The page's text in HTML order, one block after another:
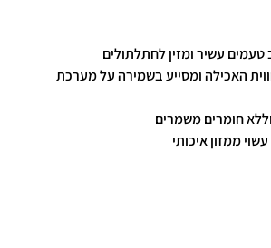
טעמים עשיר ומזין לחתלתולים
האכילה ומסייע בשמירה על מערכת
חומרים משמרים
ממזון איכותי